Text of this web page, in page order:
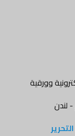
وورقية
- لندن